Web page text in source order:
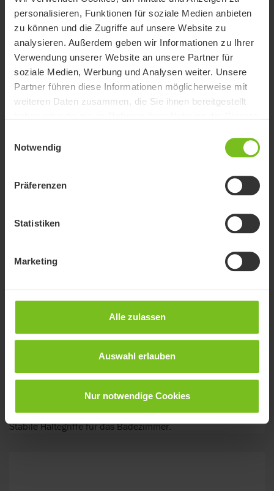
personalisieren, Funktionen für soziale Medien anbieten
zu können und die Zugriffe auf unsere Website zu
analysieren. Außerdem geben wir Informationen zu Ihrer
Verwendung unserer Website an unsere Partner für
soziale Medien, Werbung und Analysen weiter. Unsere
Partner führen diese Informationen möglicherweise mit
weiteren Daten zusammen, die Sie ihnen bereitgestellt
Notwendig
Präferenzen
Statistiken
Marketing
Alle zulassen
Auswahl erlauben
Nur notwendige Cookies
Etac Flex Haltegriffe
Flexibilität, Design und Sicherheit.
Etac Handy Haltegriffe
Stabile Haltegriffe für das Badezimmer.